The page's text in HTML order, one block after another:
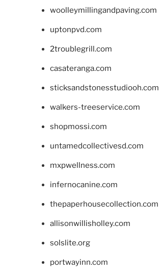
woolleymillingandpaving.com
uptonpvd.com
2troublegrill.com
casateranga.com
sticksandstonesstudiooh.com
walkers-treeservice.com
shopmossi.com
untamedcollectivesd.com
mxpwellness.com
infernocanine.com
thepaperhousecollection.com
allisonwillisholley.com
solslite.org
portwayinn.com